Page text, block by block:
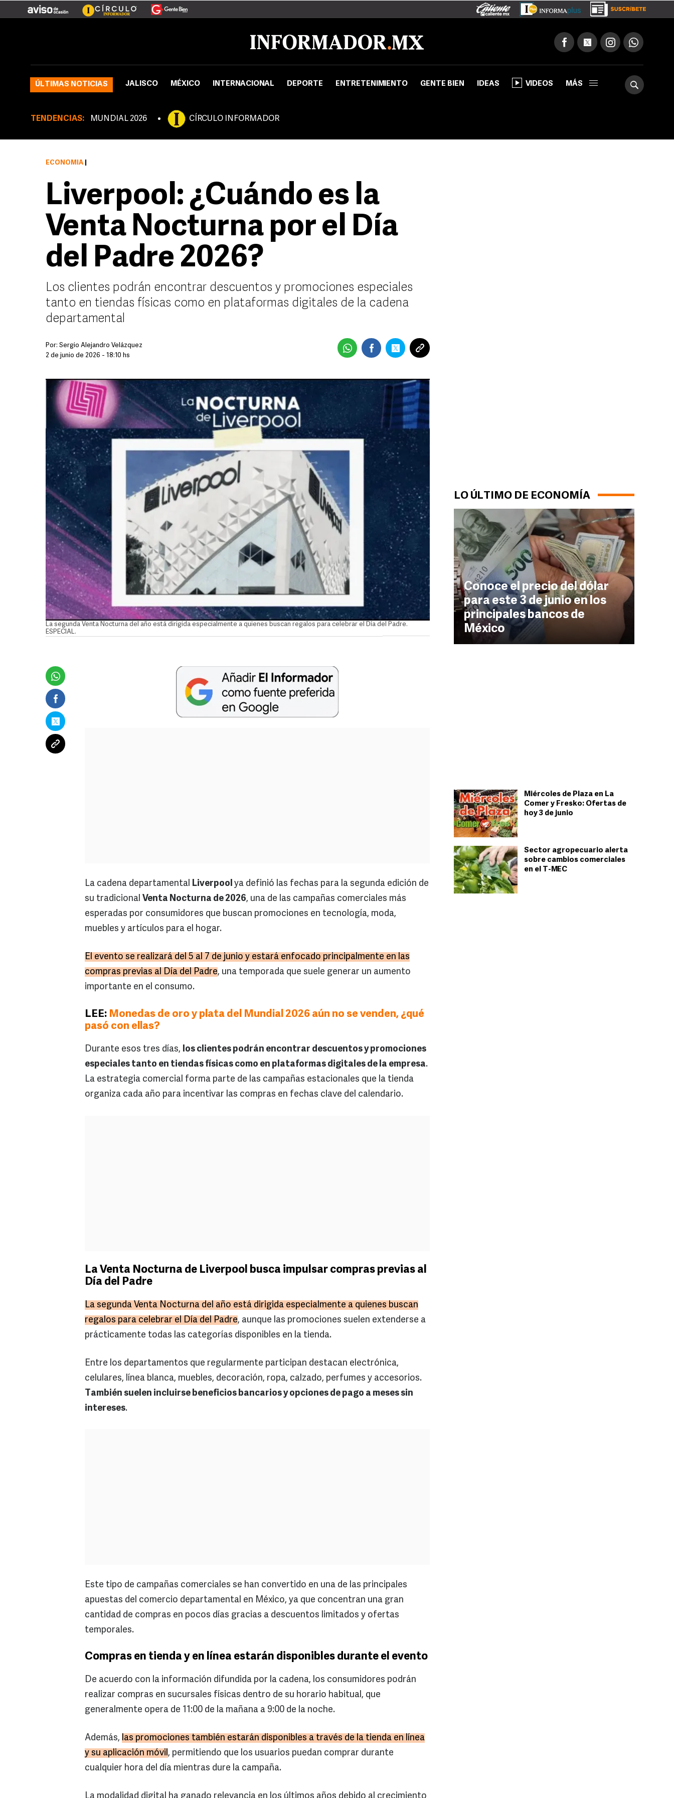
ÚLTIMAS NOTICIAS JALISCO MÉXICO INTERNACIONAL DEPORTE ENTRETENIMIENTO GENTE BIEN IDEAS VIDEOS MÁS
TENDENCIAS: MUNDIAL 2026 CÍRCULO INFORMADOR
LO ÚLTIMO DE ECONOMÍA
Conoce el precio del dólar
para este 3 de junio en los
principales bancos de
México
Miércoles de Plaza en La
Comer y Fresko: Ofertas de
hoy 3 de junio
Sector agropecuario alerta
sobre cambios comerciales
en el T-MEC
ECONOMÍA
Liverpool: ¿Cuándo es la
Venta Nocturna por el Día
del Padre 2026?
Los clientes podrán encontrar descuentos y promociones especiales
tanto en tiendas físicas como en plataformas digitales de la cadena
departamental
Por: Sergio Alejandro Velázquez
2 de junio de 2026 - 18:10 hs
La segunda Venta Nocturna del año está dirigida especialmente a quienes buscan regalos para celebrar el Día del Padre.
ESPECIAL.
La cadena departamental Liverpool ya definió las fechas para la segunda edición de
su tradicional Venta Nocturna de 2026, una de las campañas comerciales más
esperadas por consumidores que buscan promociones en tecnología, moda,
muebles y artículos para el hogar.
El evento se realizará del 5 al 7 de junio y estará enfocado principalmente en las
compras previas al Día del Padre, una temporada que suele generar un aumento
importante en el consumo.
LEE: Monedas de oro y plata del Mundial 2026 aún no se venden, ¿qué
pasó con ellas?
Durante esos tres días, los clientes podrán encontrar descuentos y promociones
especiales tanto en tiendas físicas como en plataformas digitales de la empresa.
La estrategia comercial forma parte de las campañas estacionales que la tienda
organiza cada año para incentivar las compras en fechas clave del calendario.
La Venta Nocturna de Liverpool busca impulsar compras previas al
Día del Padre
La segunda Venta Nocturna del año está dirigida especialmente a quienes buscan
regalos para celebrar el Día del Padre, aunque las promociones suelen extenderse a
prácticamente todas las categorías disponibles en la tienda.
Entre los departamentos que regularmente participan destacan electrónica,
celulares, línea blanca, muebles, decoración, ropa, calzado, perfumes y accesorios.
También suelen incluirse beneficios bancarios y opciones de pago a meses sin
intereses.
Este tipo de campañas comerciales se han convertido en una de las principales
apuestas del comercio departamental en México, ya que concentran una gran
cantidad de compras en pocos días gracias a descuentos limitados y ofertas
temporales.
Compras en tienda y en línea estarán disponibles durante el evento
De acuerdo con la información difundida por la cadena, los consumidores podrán
realizar compras en sucursales físicas dentro de su horario habitual, que
generalmente opera de 11:00 de la mañana a 9:00 de la noche.
Además, las promociones también estarán disponibles a través de la tienda en línea
y su aplicación móvil, permitiendo que los usuarios puedan comprar durante
cualquier hora del día mientras dure la campaña.